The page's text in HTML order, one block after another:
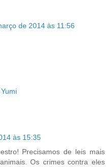
de 2014 às 11:56
às 15:35
Precisamos de leis mais
Os crimes contra eles